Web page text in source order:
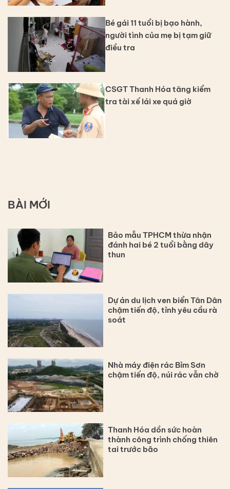
Bé gái 11 tuổi bị bạo hành,
người tình của mẹ bị tạm giữ
điều tra
CSGT Thanh Hóa tăng kiểm
tra tài xế lái xe quá giờ
BÀI MỚI
Bảo mẫu TPHCM thừa nhận
đánh hai bé 2 tuổi bằng dây
thun
Dự án du lịch ven biển Tân Dân
chậm tiến độ, tỉnh yêu cầu rà
soát
Nhà máy điện rác Bỉm Sơn
chậm tiến độ, núi rác vẫn chờ
Thanh Hóa dồn sức hoàn
thành công trình chống thiên
tai trước bão